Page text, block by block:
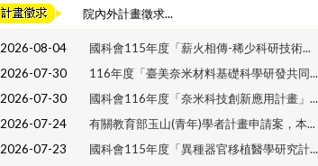
院內外計畫徵求...
2026-08-04
國科會115年度「薪火相傳-稀少科研技術...
2026-07-30
116年度「臺美奈米材料基礎科學研發共同...
2026-07-30
國科會116年度「奈米科技創新應用計畫」...
2026-07-24
有關教育部玉山(青年)學者計畫申請案，本...
2026-07-23
國科會115年度「異種器官移植醫學研究計...